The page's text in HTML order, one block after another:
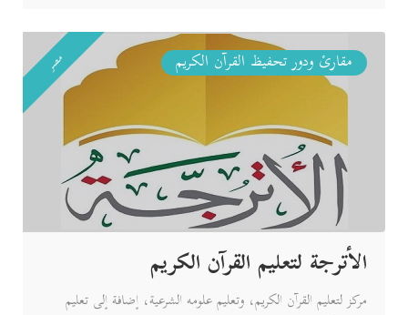
مقارئ ودور تحفيظ القرآن الكريم مصر
الأترجة لتعليم القرآن الكريم
مركز لتعليم القرآن الكريم، وتعليم علومه الشرعية، إضافة إلى تعليم